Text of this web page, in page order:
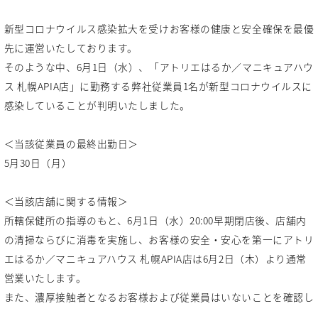
新型コロナウイルス感染拡大を受けお客様の健康と安全確保を最優
先に運営いたしております。
そのような中、6月1日（水）、「アトリエはるか／マニキュアハウ
ス 札幌APIA店」に勤務する弊社従業員1名が新型コロナウイルスに
感染していることが判明いたしました。
＜当該従業員の最終出勤日＞
5月30日（月）
＜当該店舖に関する情報＞
所轄保健所の指導のもと、6月1日（水）20:00早期閉店後、店舗内
の清掃ならびに消毒を実施し、お客様の安全・安心を第一にアトリ
エはるか／マニキュアハウス 札幌APIA店は6月2日（木）より通常
営業いたします。
また、濃厚接触者となるお客様および従業員はいないことを確認し